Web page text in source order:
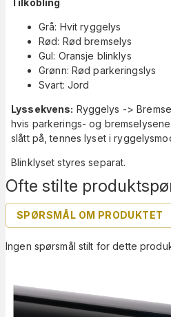
Ofte stilte
SPØRSMÅL OM PRODUKTET
Ingen spørsmål stilt for dette
Tilkobling
Grå: Hvit ryggelys
Rød: Rød bremselys
Gul: Oransje blinklys
Grønn: Rød parkeringslys
Svart: Jord
Lyssekvens: Ryggelys ->
hvis parkerings- og
slått på, tennes lyset i
Blinklyset styres separat.